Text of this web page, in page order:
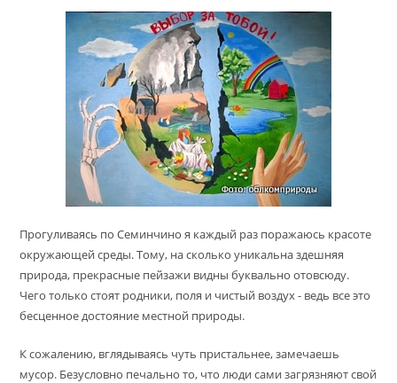
Прогуливаясь по Семинчино я каждый раз поражаюсь красоте
окружающей среды. Тому, на сколько уникальна здешняя
природа, прекрасные пейзажи видны буквально отовсюду.
Чего только стоят родники, поля и чистый воздух - ведь все это
бесценное достояние местной природы.
К сожалению, вглядываясь чуть пристальнее, замечаешь
мусор. Безусловно печально то, что люди сами загрязняют свой